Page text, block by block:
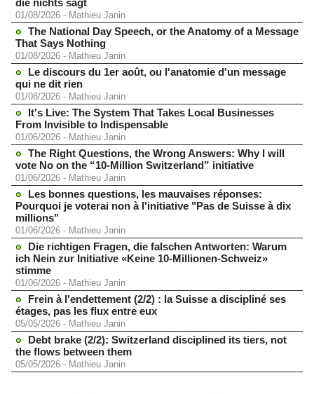
die nichts sagt
01/08/2026 - Mathieu Janin
The National Day Speech, or the Anatomy of a Message
That Says Nothing
01/08/2026 - Mathieu Janin
Le discours du 1er août, ou l'anatomie d'un message
qui ne dit rien
01/08/2026 - Mathieu Janin
It's Live: The System That Takes Local Businesses
From Invisible to Indispensable
01/06/2026 - Mathieu Janin
The Right Questions, the Wrong Answers: Why I will
vote No on the “10-Million Switzerland” initiative
01/06/2026 - Mathieu Janin
Les bonnes questions, les mauvaises réponses:
Pourquoi je voterai non à l'initiative "Pas de Suisse à dix
millions"
01/06/2026 - Mathieu Janin
Die richtigen Fragen, die falschen Antworten: Warum
ich Nein zur Initiative «Keine 10-Millionen-Schweiz»
stimme
01/06/2026 - Mathieu Janin
Frein à l'endettement (2/2) : la Suisse a discipliné ses
étages, pas les flux entre eux
05/05/2026 - Mathieu Janin
Debt brake (2/2): Switzerland disciplined its tiers, not
the flows between them
05/05/2026 - Mathieu Janin